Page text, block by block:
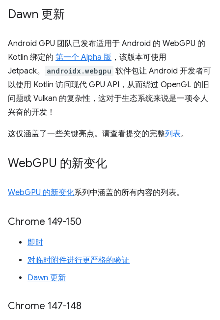
Dawn 更新
Android GPU 团队已发布适用于 Android 的 WebGPU 的
Kotlin 绑定的 第一个 Alpha 版 ，该版本可使用
Jetpack。
androidx.webgpu 软件包让 Android 开发者可
以使用 Kotlin 访问现代 GPU API，从而绕过 OpenGL 的旧
问题或 Vulkan 的复杂性，这对于生态系统来说是一项令人
兴奋的开发！
这仅涵盖了一些关键亮点。请查看提交的完整列表。
WebGPU 的新变化
WebGPU 的新变化系列中涵盖的所有内容的列表。
Chrome 149-150
即时
对临时附件进行更严格的验证
Dawn 更新
Chrome 147-148